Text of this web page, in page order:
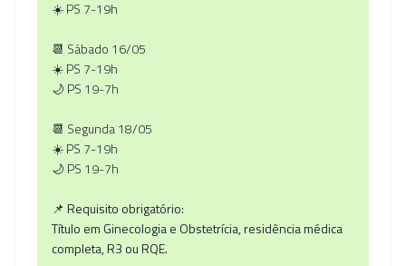
☀️ PS 7-19h
📆 Sábado 16/05
☀️ PS 7-19h
🌙 PS 19-7h
📆 Segunda 18/05
☀️ PS 7-19h
🌙 PS 19-7h
📌 Requisito obrigatório:
Título em Ginecologia e Obstetrícia, residência médica
completa, R3 ou RQE.